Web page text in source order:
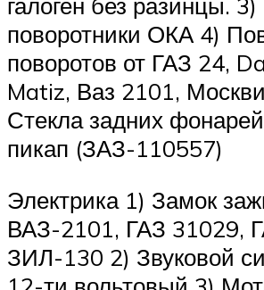
поворотники ОКА 4)
поворотов от ГАЗ 24,
Matiz, Ваз 2101,
Стекла задних
пикап (ЗАЗ-110557)
Электрика 1) Замок
ВАЗ-2101, ГАЗ 31029,
ЗИЛ-130 2) Звуковой